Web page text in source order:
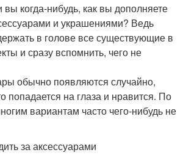
когда-нибудь, как вы дополняете
и украшениями? Ведь
в голове все существующие в
и сразу вспомнить, чего не
обычно появляются случайно,
попадается на глаза и нравится. По
вариантам часто чего-нибудь не
за аксессуарами